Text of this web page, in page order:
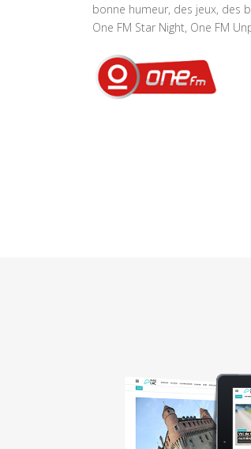
bonne humeur, des jeux, des
One FM Star Night, One FM